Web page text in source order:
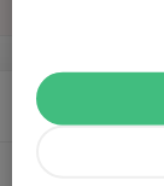
20
Mån